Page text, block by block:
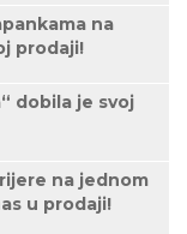
na
prodaji!
dobila je svoj
na jednom
u prodaji!